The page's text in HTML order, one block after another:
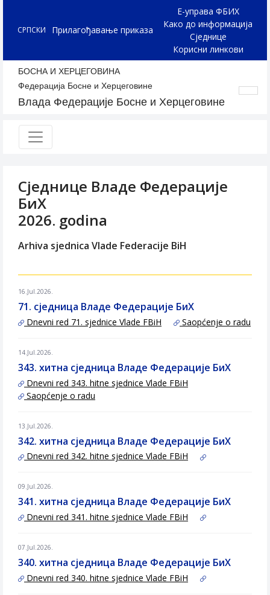
СРПСКИ Прилагођавање приказа
Е-управа ФБИХ
Како до информација
Сједнице
Корисни линкови
БОСНА И ХЕРЦЕГОВИНА
Федерација Босне и Херцеговине
Влада Федерације Босне и Херцеговине
Сједнице Владе Федерације
БиХ
2026. godina
Arhiva sjednica Vlade Federacije BiH
16.Jul.2026.
71. сједница Владе Федерације БиХ
Dnevni red 71. sjednice Vlade FBiH Saopćenje o radu
14.Jul.2026.
343. хитна сједница Владе Федерације БиХ
Dnevni red 343. hitne sjednice Vlade FBiH
Saopćenje o radu
13.Jul.2026.
342. хитна сједница Владе Федерације БиХ
Dnevni red 342. hitne sjednice Vlade FBiH
09.Jul.2026.
341. хитна сједница Владе Федерације БиХ
Dnevni red 341. hitne sjednice Vlade FBiH
07.Jul.2026.
340. хитна сједница Владе Федерације БиХ
Dnevni red 340. hitne sjednice Vlade FBiH